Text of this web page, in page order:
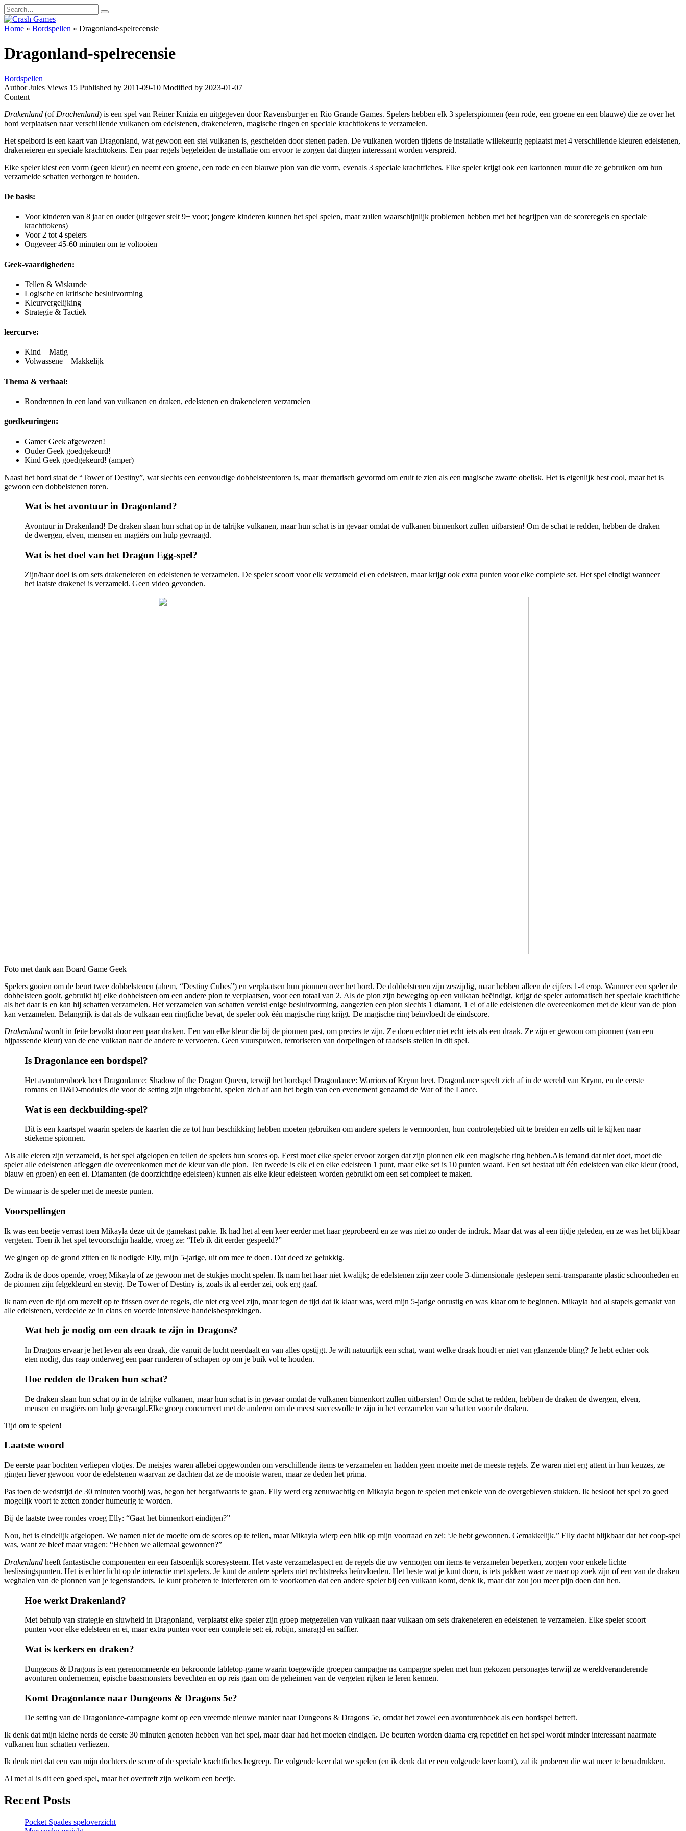
Skip
to
content
Search
for:
Home » Bordspellen » Dragonland-spelrecensie
Dragonland-spelrecensie
Bordspellen
Author Jules Views 15 Published by 2011-09-10 Modified by 2023-01-07
Content
Drakenland (of Drachenland) is een spel van Reiner Knizia en uitgegeven door Ravensburger en Rio Grande Games. Spelers hebben elk 3 spelerspionnen (een rode, een groene en een blauwe) die ze over het
bord verplaatsen naar verschillende vulkanen om edelstenen, drakeneieren, magische ringen en speciale krachttokens te verzamelen.
Het spelbord is een kaart van Dragonland, wat gewoon een stel vulkanen is, gescheiden door stenen paden. De vulkanen worden tijdens de installatie willekeurig geplaatst met 4 verschillende kleuren edelstenen,
drakeneieren en speciale krachttokens. Een paar regels begeleiden de installatie om ervoor te zorgen dat dingen interessant worden verspreid.
Elke speler kiest een vorm (geen kleur) en neemt een groene, een rode en een blauwe pion van die vorm, evenals 3 speciale krachtfiches. Elke speler krijgt ook een kartonnen muur die ze gebruiken om hun
verzamelde schatten verborgen te houden.
De basis:
Voor kinderen van 8 jaar en ouder (uitgever stelt 9+ voor; jongere kinderen kunnen het spel spelen, maar zullen waarschijnlijk problemen hebben met het begrijpen van de scoreregels en speciale
krachttokens)
Voor 2 tot 4 spelers
Ongeveer 45-60 minuten om te voltooien
Geek-vaardigheden:
Tellen & Wiskunde
Logische en kritische besluitvorming
Kleurvergelijking
Strategie & Tactiek
leercurve:
Kind – Matig
Volwassene – Makkelijk
Thema & verhaal:
Rondrennen in een land van vulkanen en draken, edelstenen en drakeneieren verzamelen
goedkeuringen:
Gamer Geek afgewezen!
Ouder Geek goedgekeurd!
Kind Geek goedgekeurd! (amper)
Naast het bord staat de “Tower of Destiny”, wat slechts een eenvoudige dobbelsteentoren is, maar thematisch gevormd om eruit te zien als een magische zwarte obelisk. Het is eigenlijk best cool, maar het is
gewoon een dobbelstenen toren.
Wat is het avontuur in Dragonland?
Avontuur in Drakenland! De draken slaan hun schat op in de talrijke vulkanen, maar hun schat is in gevaar omdat de vulkanen binnenkort zullen uitbarsten! Om de schat te redden, hebben de draken
de dwergen, elven, mensen en magiërs om hulp gevraagd.
Wat is het doel van het Dragon Egg-spel?
Zijn/haar doel is om sets drakeneieren en edelstenen te verzamelen. De speler scoort voor elk verzameld ei en edelsteen, maar krijgt ook extra punten voor elke complete set. Het spel eindigt wanneer
het laatste drakenei is verzameld. Geen video gevonden.
Foto met dank aan Board Game Geek
Spelers gooien om de beurt twee dobbelstenen (ahem, “Destiny Cubes”) en verplaatsen hun pionnen over het bord. De dobbelstenen zijn zeszijdig, maar hebben alleen de cijfers 1-4 erop. Wanneer een speler de
dobbelsteen gooit, gebruikt hij elke dobbelsteen om een ​​andere pion te verplaatsen, voor een totaal van 2. Als de pion zijn beweging op een vulkaan beëindigt, krijgt de speler automatisch het speciale krachtfiche
als het daar is en kan hij schatten verzamelen. Het verzamelen van schatten vereist enige besluitvorming, aangezien een pion slechts 1 diamant, 1 ei of alle edelstenen die overeenkomen met de kleur van de pion
kan verzamelen. Belangrijk is dat als de vulkaan een ringfiche bevat, de speler ook één magische ring krijgt. De magische ring beïnvloedt de eindscore.
Drakenland wordt in feite bevolkt door een paar draken. Een van elke kleur die bij de pionnen past, om precies te zijn. Ze doen echter niet echt iets als een draak. Ze zijn er gewoon om pionnen (van een
bijpassende kleur) van de ene vulkaan naar de andere te vervoeren. Geen vuurspuwen, terroriseren van dorpelingen of raadsels stellen in dit spel.
Is Dragonlance een bordspel?
Het avonturenboek heet Dragonlance: Shadow of the Dragon Queen, terwijl het bordspel Dragonlance: Warriors of Krynn heet. Dragonlance speelt zich af in de wereld van Krynn, en de eerste
romans en D&D-modules die voor de setting zijn uitgebracht, spelen zich af aan het begin van een evenement genaamd de War of the Lance.
Wat is een deckbuilding-spel?
Dit is een kaartspel waarin spelers de kaarten die ze tot hun beschikking hebben moeten gebruiken om andere spelers te vermoorden, hun controlegebied uit te breiden en zelfs uit te kijken naar
stiekeme spionnen.
Als alle eieren zijn verzameld, is het spel afgelopen en tellen de spelers hun scores op. Eerst moet elke speler ervoor zorgen dat zijn pionnen elk een magische ring hebben.Als iemand dat niet doet, moet die
speler alle edelstenen afleggen die overeenkomen met de kleur van die pion. Ten tweede is elk ei en elke edelsteen 1 punt, maar elke set is 10 punten waard. Een set bestaat uit één edelsteen van elke kleur (rood,
blauw en groen) en een ei. Diamanten (de doorzichtige edelsteen) kunnen als elke kleur edelsteen worden gebruikt om een ​​set compleet te maken.
De winnaar is de speler met de meeste punten.
Voorspellingen
Ik was een beetje verrast toen Mikayla deze uit de gamekast pakte. Ik had het al een keer eerder met haar geprobeerd en ze was niet zo onder de indruk. Maar dat was al een tijdje geleden, en ze was het blijkbaar
vergeten. Toen ik het spel tevoorschijn haalde, vroeg ze: “Heb ik dit eerder gespeeld?”
We gingen op de grond zitten en ik nodigde Elly, mijn 5-jarige, uit om mee te doen. Dat deed ze gelukkig.
Zodra ik de doos opende, vroeg Mikayla of ze gewoon met de stukjes mocht spelen. Ik nam het haar niet kwalijk; de edelstenen zijn zeer coole 3-dimensionale geslepen semi-transparante plastic schoonheden en
de pionnen zijn felgekleurd en stevig. De Tower of Destiny is, zoals ik al eerder zei, ook erg gaaf.
Ik nam even de tijd om mezelf op te frissen over de regels, die niet erg veel zijn, maar tegen de tijd dat ik klaar was, werd mijn 5-jarige onrustig en was klaar om te beginnen. Mikayla had al stapels gemaakt van
alle edelstenen, verdeelde ze in clans en voerde intensieve handelsbesprekingen.
Wat heb je nodig om een ​​draak te zijn in Dragons?
In Dragons ervaar je het leven als een draak, die vanuit de lucht neerdaalt en van alles opstijgt. Je wilt natuurlijk een schat, want welke draak houdt er niet van glanzende bling? Je hebt echter ook
eten nodig, dus raap onderweg een paar runderen of schapen op om je buik vol te houden.
Hoe redden de Draken hun schat?
De draken slaan hun schat op in de talrijke vulkanen, maar hun schat is in gevaar omdat de vulkanen binnenkort zullen uitbarsten! Om de schat te redden, hebben de draken de dwergen, elven,
mensen en magiërs om hulp gevraagd.Elke groep concurreert met de anderen om de meest succesvolle te zijn in het verzamelen van schatten voor de draken.
Tijd om te spelen!
Laatste woord
De eerste paar bochten verliepen vlotjes. De meisjes waren allebei opgewonden om verschillende items te verzamelen en hadden geen moeite met de meeste regels. Ze waren niet erg attent in hun keuzes, ze
gingen liever gewoon voor de edelstenen waarvan ze dachten dat ze de mooiste waren, maar ze deden het prima.
Pas toen de wedstrijd de 30 minuten voorbij was, begon het bergafwaarts te gaan. Elly werd erg zenuwachtig en Mikayla begon te spelen met enkele van de overgebleven stukken. Ik besloot het spel zo goed
mogelijk voort te zetten zonder humeurig te worden.
Bij de laatste twee rondes vroeg Elly: “Gaat het binnenkort eindigen?”
Nou, het is eindelijk afgelopen. We namen niet de moeite om de scores op te tellen, maar Mikayla wierp een blik op mijn voorraad en zei: ‘Je hebt gewonnen. Gemakkelijk.” Elly dacht blijkbaar dat het coop-spel
was, want ze bleef maar vragen: “Hebben we allemaal gewonnen?”
Drakenland heeft fantastische componenten en een fatsoenlijk scoresysteem. Het vaste verzamelaspect en de regels die uw vermogen om items te verzamelen beperken, zorgen voor enkele lichte
beslissingspunten. Het is echter licht op de interactie met spelers. Je kunt de andere spelers niet rechtstreeks beïnvloeden. Het beste wat je kunt doen, is iets pakken waar ze naar op zoek zijn of een van de draken
weghalen van de pionnen van je tegenstanders. Je kunt proberen te interfereren om te voorkomen dat een andere speler bij een vulkaan komt, denk ik, maar dat zou jou meer pijn doen dan hen.
Hoe werkt Drakenland?
Met behulp van strategie en sluwheid in Dragonland, verplaatst elke speler zijn groep metgezellen van vulkaan naar vulkaan om sets drakeneieren en edelstenen te verzamelen. Elke speler scoort
punten voor elke edelsteen en ei, maar extra punten voor een complete set: ei, robijn, smaragd en saffier.
Wat is kerkers en draken?
Dungeons & Dragons is een gerenommeerde en bekroonde tabletop-game waarin toegewijde groepen campagne na campagne spelen met hun gekozen personages terwijl ze wereldveranderende
avonturen ondernemen, epische baasmonsters bevechten en op reis gaan om de geheimen van de vergeten rijken te leren kennen.
Komt Dragonlance naar Dungeons & Dragons 5e?
De setting van de Dragonlance-campagne komt op een vreemde nieuwe manier naar Dungeons & Dragons 5e, omdat het zowel een avonturenboek als een bordspel betreft.
Ik denk dat mijn kleine nerds de eerste 30 minuten genoten hebben van het spel, maar daar had het moeten eindigen. De beurten worden daarna erg repetitief en het spel wordt minder interessant naarmate
vulkanen hun schatten verliezen.
Ik denk niet dat een van mijn dochters de score of de speciale krachtfiches begreep. De volgende keer dat we spelen (en ik denk dat er een volgende keer komt), zal ik proberen die wat meer te benadrukken.
Al met al is dit een goed spel, maar het overtreft zijn welkom een ​​beetje.
Recent Posts
Pocket Spades speloverzicht